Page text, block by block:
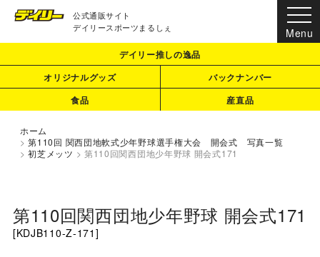
公式通販サイト
デイリースポーツまるしぇ
デイリー推しの逸品
オリジナルグッズ
バックナンバー
食品
産直品
ホーム
> 第110回 関西団地軟式少年野球選手権大会 開会式 写真一覧
> 初芝メッツ > 第110回関西団地少年野球 開会式171
第110回関西団地少年野球 開会式171
[KDJB110-Z-171 ]